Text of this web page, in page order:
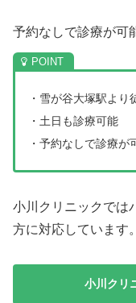
予約なしで診療が可
・雪が谷大塚駅より
・土日も診療可能
・予約なしで診療が
小川クリニックでは
方に対応しています。
小川クリ